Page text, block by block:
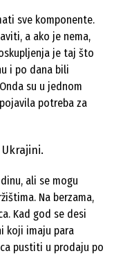
sve komponente.
a ako je nema,
je taj što
i po dana bili
su u jednom
potreba za
ali se mogu
Na berzama,
Kad god se desi
koji imaju para
pustiti u prodaju po